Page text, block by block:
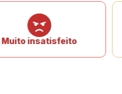
Muito insatisfeito